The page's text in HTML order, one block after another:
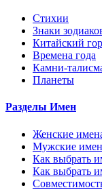
Стихии
Знаки
Китайский
Времена года
Камни-
Планеты
Разделы Имен
Женские
Мужские
Как выбрать
Как выбрать